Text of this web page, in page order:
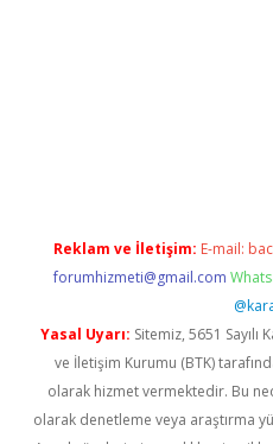
Reklam ve İletişim: E-mail:
forumhizmeti@gmail.com
Yasal Uyarı: Sitemiz, 5651
ve İletişim Kurumu (BTK)
olarak hizmet vermektedir. Bu
olarak denetleme veya araştırma